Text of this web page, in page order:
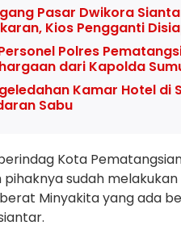
Pasar Dwikora
Kios Pengganti
Polres
dari Kapolda
Kamar Hotel di
Sabu
Kota
sudah
Minyakita yang ada